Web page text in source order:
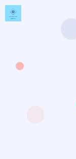
跳
转